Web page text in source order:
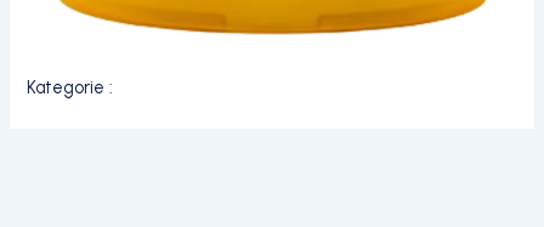
Kategorie :